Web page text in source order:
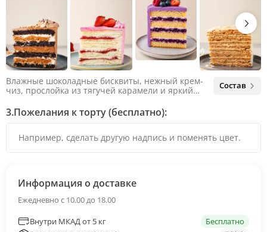
Влажные шоколадные бисквиты, нежный крем-
чиз, прослойка из тягучей карамели и яркий
яркий вкус шоколада и тягучей карамели, не
оставляя ни единого шанса остаться
Состав
3.Пожелания к торту (бесплатно):
Информация о доставке
Ежедневно с 10.00 до 18.00
Внутри МКАД от 5 кг
Бесплатно